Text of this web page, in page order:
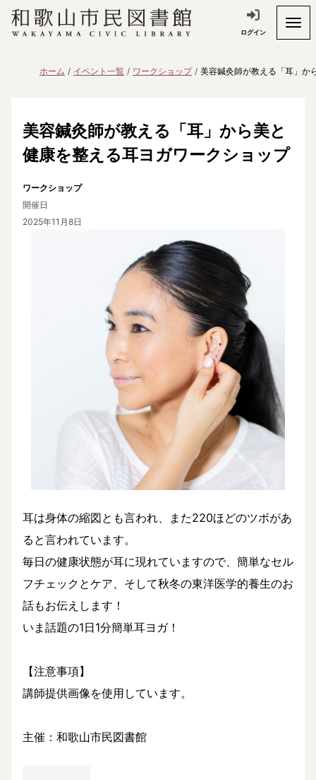
ログイン
ホーム イベント一覧 ワークショップ 美容鍼灸師が教える「耳」か
美容鍼灸師が教える「耳」から美と
健康を整える耳ヨガワークショップ
ワークショップ
開催日
2025年11月8日
耳は身体の縮図とも言われ、また220ほどのツボがあ
ると言われています。
毎日の健康状態が耳に現れていますので、簡単なセル
フチェックとケア、そして秋冬の東洋医学的養生のお
話もお伝えします！
いま話題の1日1分簡単耳ヨガ！
【注意事項】
講師提供画像を使用しています。
主催：和歌山市民図書館